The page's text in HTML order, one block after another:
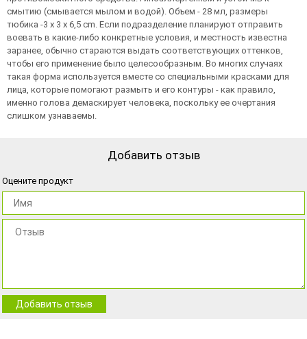
смытию (смывается мылом и водой). Объем - 28 мл, размеры
тюбика -3 x 3 x 6,5 cm. Если подразделение планируют отправить
воевать в какие-либо конкретные условия, и местность известна
заранее, обычно стараются выдать соответствующих оттенков,
чтобы его применение было целесообразным. Во многих случаях
такая форма используется вместе со специальными красками для
лица, которые помогают размыть и его контуры - как правило,
именно голова демаскирует человека, поскольку ее очертания
слишком узнаваемы.
Добавить отзыв
Оцените продукт
Добавить отзыв